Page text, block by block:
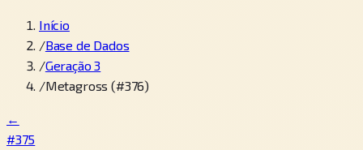
Início
/Base de Dados
/Geração 3
/Metagross (#376)
←
#375